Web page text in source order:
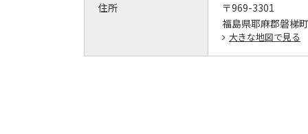
住所
〒969-3301
福島県耶麻郡磐梯
大きな地図で見る